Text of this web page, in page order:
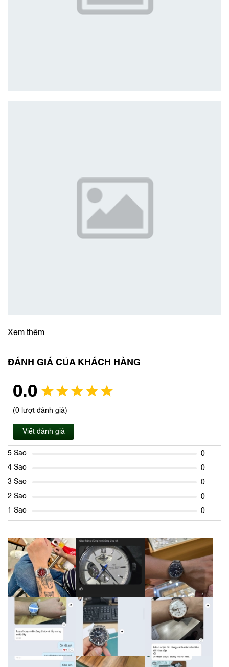
Xem thêm
ĐÁNH GIÁ CỦA KHÁCH HÀNG
0.0
(0 lượt đánh giá)
Viết đánh giá
5 Sao
0
4 Sao
0
3 Sao
0
2 Sao
0
1 Sao
0